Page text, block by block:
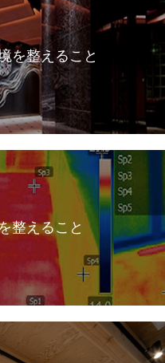
を整えること
整えること